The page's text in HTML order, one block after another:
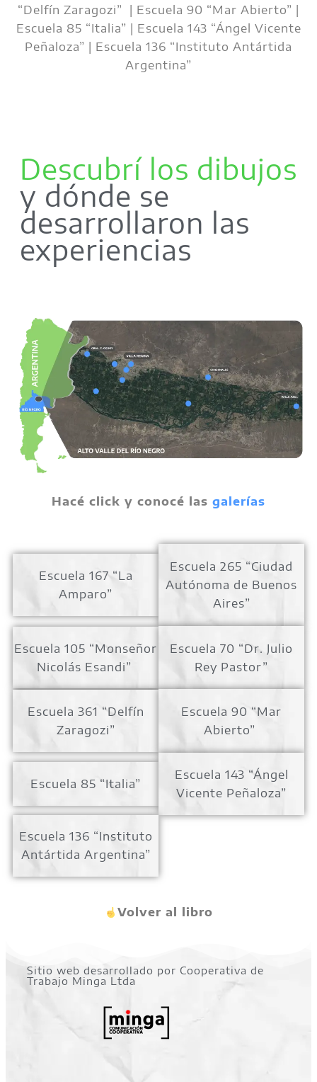
“Delfín Zaragozi” | Escuela 90 “Mar Abierto” |
Escuela 85 “Italia” | Escuela 143 “Ángel Vicente
Peñaloza” | Escuela 136 “Instituto Antártida
Argentina”
Descubrí los dibujos
y dónde se
desarrollaron las
experiencias
Hacé click y conocé las galerías
Escuela 167 “La
Amparo”
Escuela 265 “Ciudad
Autónoma de Buenos
Aires”
Escuela 105 “Monseñor
Nicolás Esandi”
Escuela 70 “Dr. Julio
Rey Pastor”
Escuela 361 “Delfín
Zaragozi”
Escuela 90 “Mar
Abierto”
Escuela 85 “Italia”
Escuela 143 “Ángel
Vicente Peñaloza”
Escuela 136 “Instituto
Antártida Argentina”
Volver al libro
Sitio web desarrollado por Cooperativa de
Trabajo Minga Ltda